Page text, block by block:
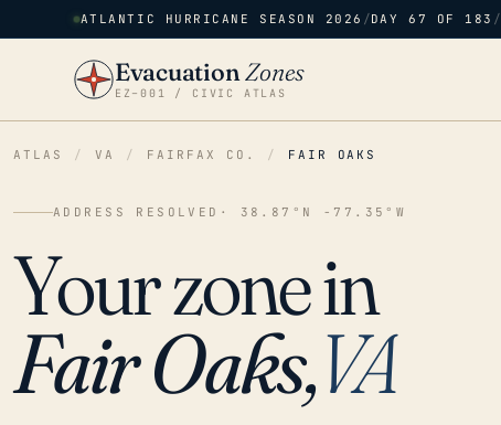
ATLANTIC HURRICANE SEASON 2026 /DAY 67 OF 183 /
EvacuationZones
EZ–001 / CIVIC ATLAS
ATLAS / VA / FAIRFAX CO. / FAIR OAKS
ADDRESS RESOLVED · 38.87°N -77.35°W
Your zone in
Fair Oaks,VA